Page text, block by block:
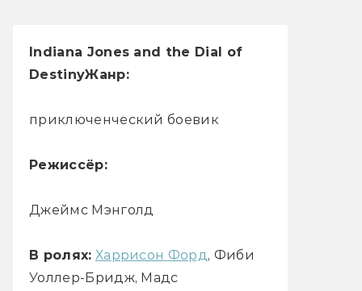
Indiana Jones and the Dial of
DestinyЖанр:
приключенческий боевик
Режиссёр:
Джеймс Мэнголд
В ролях: Харрисон Форд , Фиби
Уоллер-Бридж, Мадс